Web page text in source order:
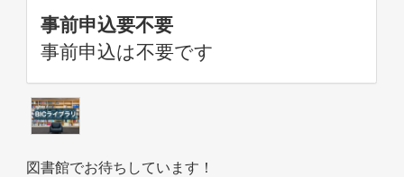
事前申込要不要
事前申込は不要です
図書館でお待ちしています！